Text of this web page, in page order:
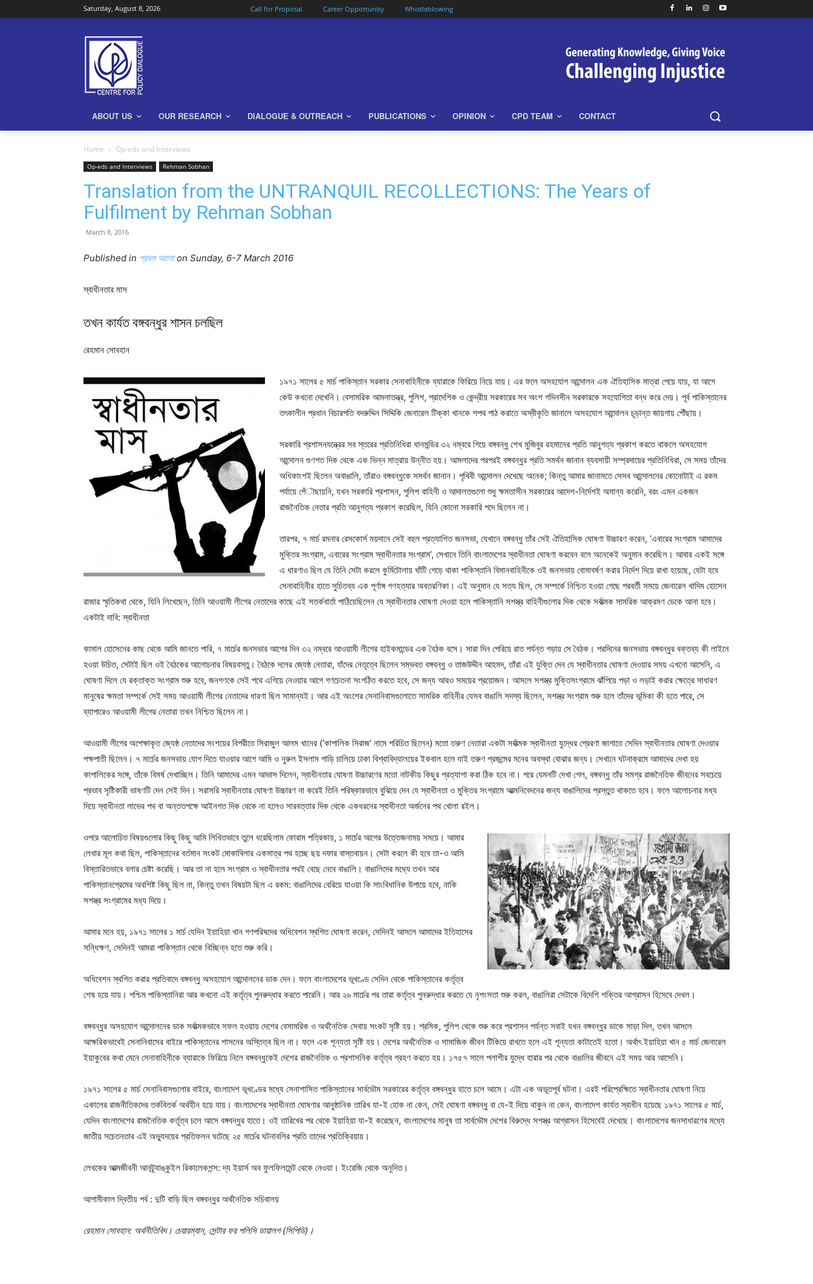
Saturday, August 8, 2026 Call for Proposal Career Opportunity Whistleblowing
ABOUT US OUR RESEARCH DIALOGUE & OUTREACH PUBLICATIONS OPINION CPD TEAM CONTACT
Home Op-eds and Interviews
Op-eds and Interviews Rehman Sobhan
Translation from the UNTRANQUIL RECOLLECTIONS: The Years of
Fulfilment by Rehman Sobhan
March 8, 2016
Published in প্রথম আলোon Sunday, 6-7 March 2016
স্বাধীনতার মাস
তখন কার্যত বঙ্গবন্ধুর শাসন চলছিল
রেহমান সোবহান
১৯৭১ সালের ৫ মার্চ পাকিস্তান সরকার সেনাবাহিনীকে ব্যারাকে ফিরিয়ে নিয়ে যায়। এর ফলে অসহযোগ আন্দোলন এক ঐতিহাসিক মাত্রা পেয়ে যায়, যা আগে
কেউ কখনো দেখেনি। বেসামরিক আমলাতন্ত্র, পুলিশ, প্রাদেশিক ও কেন্দ্রীয় সরকারের সব অংশ গদিনসীন সরকারকে সহযোগিতা বন্ধ করে দেয়। পূর্ব পাকিস্তানের
তৎকালীন প্রধান বিচারপতি বদরুদ্দিন সিদ্দিকি জেনারেল টিক্কা খানকে শপথ পাঠ করাতে অস্বীকৃতি জানালে অসহযোগ আন্দোলন চূড়ান্ত জায়গায় পৌঁছায়।
সরকারি প্রশাসনযন্ত্রের সব স্তরের প্রতিনিধিরা ধানমন্ডির ৩২ নম্বরে গিয়ে বঙ্গবন্ধু শেখ মুজিবুর রহমানের প্রতি আনুগত্য প্রকাশ করতে থাকলে অসহযোগ
আন্দোলন গুণগত দিক থেকে এক ভিন্ন মাত্রায় উন্নীত হয়। আমলাদের পরপরই বঙ্গবন্ধুর প্রতি সমর্থন জানান ব্যবসায়ী সম্প্রদায়ের প্রতিনিধিরা, সে সময় তাঁদের
অধিকাংশই ছিলেন অবাঙালি, তাঁরাও বঙ্গবন্ধুকে সমর্থন জানান। পৃথিবী আন্দোলন দেখেছে অনেক; কিন্তু আমার জানামতে সেসব আন্দোলনের কোনোটাই এ রকম
পর্যায়ে পেঁৗছায়নি, যখন সরকারি প্রশাসন, পুলিশ বাহিনী ও আদালতগুলো শুধু ক্ষমতাসীন সরকারের আদেশ-নির্দেশই অমান্য করেনি, বরং এমন একজন
রাজনৈতিক নেতার প্রতি আনুগত্য প্রকাশ করেছিল, যিনি কোনো সরকারি পদে ছিলেন না।
তারপর, ৭ মার্চ রমনার রেসকোর্স ময়দানে সেই বহুল প্রত্যাশিত জনসভা, যেখানে বঙ্গবন্ধু তাঁর সেই ঐতিহাসিক ঘোষণা উচ্চারণ করেন, ‘এবারের সংগ্রাম আমাদের
মুক্তির সংগ্রাম, এবারের সংগ্রাম স্বাধীনতার সংগ্রাম’, সেখানে তিনি বাংলাদেশের স্বাধীনতা ঘোষণা করবেন বলে অনেকেই অনুমান করেছিল। আবার একই সঙ্গে
এ ধারণাও ছিল যে তিনি সেটা করলে কুর্মিটোলায় ঘাঁটি গেড়ে থাকা পাকিস্তানি বিমানবাহিনীকে ওই জনসভায় বোমাবর্ষণ করার নির্দেশ দিয়ে রাখা হয়েছে, যেটা হবে
সেনাবাহিনীর হাতে সুচিতব্য এক পূর্ণাঙ্গ গণহত্যার অবতরণিকা। এই অনুমান যে সত্য ছিল, সে সম্পর্কে নিশ্চিত হওয়া গেছে পরবর্তী সময়ে জেনারেল খাদিম হোসেন
রাজার স্মৃতিকথা থেকে, যিনি লিখেছেন, তিনি আওয়ামী লীগের নেতাদের কাছে এই সতর্কবার্তা পাঠিয়েছিলেন যে স্বাধীনতার ঘোষণা দেওয়া হলে পাকিস্তানি সশস্ত্র বাহিনীগুলোর দিক থেকে সর্বাত্মক সামরিক আক্রমণ ডেকে আনা হবে।
একটাই দাবি: স্বাধীনতা
কামাল হোসেনের কাছ থেকে আমি জানতে পারি, ৭ মার্চের জনসভার আগের দিন ৩২ নম্বরে আওয়ামী লীগের হাইকমান্ডের এক বৈঠক বসে। সারা দিন পেরিয়ে রাত পর্যন্ত গড়ায় সে বৈঠক। পরদিনের জনসভায় বঙ্গবন্ধুর বক্তব্য কী লাইনে
হওয়া উচিত, সেটাই ছিল ওই বৈঠকের আলোচনার বিষয়বস্তু। বৈঠকে দলের জ্যেষ্ঠ নেতারা, যাঁদের নেতৃত্বে ছিলেন সম্ভবত বঙ্গবন্ধু ও তাজউদ্দীন আহমদ, তাঁরা এই যুক্তি দেন যে স্বাধীনতার ঘোষণা দেওয়ার সময় এখনো আসেনি, এ
ঘোষণা দিলে যে রক্তাক্ত সংগ্রাম শুরু হবে, জনগণকে সেই পথে এগিয়ে নেওয়ার আগে গণচেতনা সংগঠিত করতে হবে, সে জন্য আরও সময়ের প্রয়োজন। আসলে সশস্ত্র মুক্তিসংগ্রামে ঝাঁপিয়ে পড়া ও লড়াই করার ক্ষেত্রে সাধারণ
মানুষের ক্ষমতা সম্পর্কে সেই সময় আওয়ামী লীগের নেতাদের ধারণা ছিল সামান্যই। আর এই অংশের সেনানিবাসগুলোতে সামরিক বাহিনীর যেসব বাঙালি সদস্য ছিলেন, সশস্ত্র সংগ্রাম শুরু হলে তাঁদের ভূমিকা কী হতে পারে, সে
ব্যাপারেও আওয়ামী লীগের নেতারা তখন নিশ্চিত ছিলেন না।
আওয়ামী লীগের অপেক্ষাকৃত জ্যেষ্ঠ নেতাদের সংশয়ের বিপরীতে সিরাজুল আলম খানের (‘কাপালিক সিরাজ’ নামে পরিচিত ছিলেন) মতো তরুণ নেতারা একটা সর্বাত্মক স্বাধীনতা যুদ্ধের প্রেরণা জাগাতে সেদিন স্বাধীনতার ঘোষণা দেওয়ার
পক্ষপাতী ছিলেন। ৭ মার্চের জনসভায় যোগ দিতে যাওয়ার আগে আমি ও নুরুল ইসলাম গাড়ি চালিয়ে ঢাকা বিশ্বাবিদ্যালয়ের ইকবাল হলে যাই তরুণ প্রজন্মের মনের অবস্থা বোঝার জন্য। সেখানে ঘটনাক্রমে আমাদের দেখা হয়
কাপালিকের সঙ্গে, তাঁকে বিমর্ষ দেখাচ্ছিল। তিনি আমাদের এমন আভাস দিলেন, স্বাধীনতার ঘোষণা উচ্চারণের মতো নাটকীয় কিছুর প্রত্যাশা করা ঠিক হবে না। পরে যেমনটি দেখা গেল, বঙ্গবন্ধু তাঁর সমগ্র রাজনৈতিক জীবনের সবচেয়ে
প্রভাব সৃষ্টিকারী ভাষণটি দেন সেই দিন। সরাসরি স্বাধীনতার ঘোষণা উচ্চারণ না করেই তিনি পরিষ্কারভাবে বুঝিয়ে দেন যে স্বাধীনতা ও মুক্তির সংগ্রামে আত্মনিবেদনের জন্য বাঙালিদের প্রস্তুত থাকতে হবে। ফলে আলোচনার মধ্য
দিয়ে স্বাধীনতা লাভের পথ বা অন্ততপক্ষে আইনগত দিক থেকে না হলেও সারবত্তার দিক থেকে একধরনের স্বাধীনতা অর্জনের পথ খোলা রইল।
ওপরে আলোচিত বিষয়গুলোর কিছু কিছু আমি লিখিতভাবে তুলে ধরেছিলাম ফোরাম পত্রিকায়, ১ মার্চের আগের উত্তেজনাময় সময়ে। আমার
লেখার মূল কথা ছিল, পাকিস্তানের বর্তমান সংকট মোকাবিলার একমাত্র পথ হচ্ছে ছয় দফার বাস্তবায়ন। সেটা করলে কী হবে তা-ও আমি
বিস্তারিতভাবে বলার চেষ্টা করেছি। আর তা না হলে সংগ্রাম ও স্বাধীনতার পথই বেছে নেবে বাঙালি। বাঙালিদের মধ্যে তখন আর
পাকিস্তানপ্রেমের অবশিষ্ট কিছু ছিল না, কিন্তু তখন বিষয়টা ছিল এ রকম: বাঙালিদের বেরিয়ে যাওয়া কি সাংবিধানিক উপায়ে হবে, নাকি
সশস্ত্র সংগ্রামের মধ্য দিয়ে।
আমার মনে হয়, ১৯৭১ সালের ১ মার্চ যেদিন ইয়াহিয়া খান গণপরিষদের অধিবেশন স্থগিত ঘোষণা করেন, সেদিনই আসলে আমাদের ইতিহাসের
সন্ধিক্ষণ, সেদিনই আমরা পাকিস্তান থেকে বিচ্ছিন্ন হতে শুরু করি।
অধিবেশন স্থগিত করার প্রতিবাদে বঙ্গবন্ধু অসহযোগ আন্দোলনের ডাক দেন। ফলে বাংলাদেশের ভূখণ্ডে সেদিন থেকে পাকিস্তানের কর্তৃত্ব
শেষ হয়ে যায়। পশ্চিম পাকিস্তানিরা আর কখনো এই কর্তৃত্ব পুনরুদ্ধার করতে পারেনি। আর ২৬ মার্চের পর তারা কর্তৃত্ব পুনরুদ্ধার করতে যে নৃশংসতা শুরু করল, বাঙালিরা সেটাকে বিদেশি শক্তির আগ্রাসন হিসেবে দেখল।
বঙ্গবন্ধুর অসহযোগ আন্দোলনের ডাক সর্বাত্মকভাবে সফল হওয়ায় দেশের বেসামরিক ও অর্থনৈতিক সেবায় সংকট সৃষ্টি হয়। শ্রমিক, পুলিশ থেকে শুরু করে প্রশাসন পর্যন্ত সবাই যখন বঙ্গবন্ধুর ডাকে সাড়া দিল, তখন আসলে
আক্ষরিকভাবেই সেনানিবাসের বাইরে পাকিস্তানের শাসনের অস্তিত্ব ছিল না। ফলে এক শূন্যতা সৃষ্টি হয়। দেশের অর্থনৈতিক ও সামাজিক জীবন টিকিয়ে রাখতে হলে এই শূন্যতা কাটাতেই হতো। অর্থাৎ ইয়াহিয়া খান ৫ মার্চ জেনারেল
ইয়াকুবের কথা মেনে সেনাবাহিনীকে ব্যারাকে ফিরিয়ে নিলে বঙ্গবন্ধুকেই দেশের রাজনৈতিক ও প্রশাসনিক কর্তৃত্ব গ্রহণ করতে হয়। ১৭৫৭ সালে পলাশীর যুদ্ধে হারার পর থেকে বাঙালির জীবনে এই সময় আর আসেনি।
১৯৭১ সালের ৫ মার্চ সেনানিবাসগুলোর বাইরে, বাংলাদেশ ভূখণ্ডের মধ্যে সেনাশাসিত পাকিস্তানের সার্বভৌম সরকারের কর্তৃত্ব বঙ্গবন্ধুর হাতে চলে আসে। এটা এক অভূতপূর্ব ঘটনা। এরই পরিপ্রেক্ষিতে স্বাধীনতার ঘোষণা নিয়ে
একালের রাজনীতিকদের তর্কবিতর্ক অর্থহীন হয়ে যায়। বাংলাদেশের স্বাধীনতা ঘোষণার আনুষ্ঠানিক তারিখ যা-ই হোক না কেন, সেই ঘোষণা বঙ্গবন্ধু বা যে-ই দিয়ে থাকুন না কেন, বাংলাদেশ কার্যত স্বাধীন হয়েছে ১৯৭১ সালের ৫ মার্চ,
যেদিন বাংলাদেশের রাজনৈতিক কর্তৃত্ব চলে আসে বঙ্গবন্ধুর হাতে। ওই তারিখের পর থেকে ইয়াহিয়া যা-ই করেছেন, বাংলাদেশের মানুষ তা সার্বভৌম দেশের বিরুদ্ধে সশস্ত্র আগ্রাসন হিসেবেই দেখেছে। বাংলাদেশের জনসাধারণের মধ্যে
জাতীয় সচেতনতার এই অভ্যুদয়ের প্রতিফলন ঘটেছে ২৫ মার্চের ঘটনাবলির প্রতি তাদের প্রতিক্রিয়ায়।
লেখকের আত্মজীবনী আনট্র্যাঙ্কুইল রিকালেকশন্স: দ্য ইয়ার্স অব ফুলফিলমেন্ট থেকে নেওয়া। ইংরেজি থেকে অনূদিত।
আগামীকাল দ্বিতীয় পর্ব : দুটি বাড়ি ছিল বঙ্গবন্ধুর অর্থনৈতিক সচিবালয়
রেহমান সোবহান: অর্থনীতিবিদ। চেয়ারম্যান, সেন্টার ফর পলিসি ডায়ালগ (সিপিডি)।